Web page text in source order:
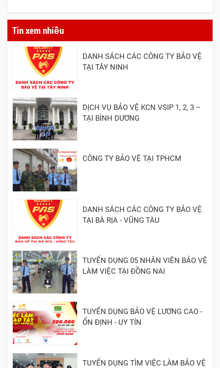
Tin xem nhiều
DANH SÁCH CÁC CÔNG TY BẢO VỆ
TẠI TÂY NINH
DỊCH VỤ BẢO VỆ KCN VSIP 1, 2, 3 –
TẠI BÌNH DƯƠNG
CÔNG TY BẢO VỆ TẠI TPHCM
DANH SÁCH CÁC CÔNG TY BẢO VỆ
TẠI BÀ RỊA - VŨNG TÀU
TUYỂN DỤNG 05 NHÂN VIÊN BẢO VỆ
LÀM VIỆC TẠI ĐỒNG NAI
TUYỂN DỤNG BẢO VỆ LƯƠNG CAO -
ỔN ĐỊNH - UY TÍN
TUYỂN DỤNG TÌM VIỆC LÀM BẢO VỆ